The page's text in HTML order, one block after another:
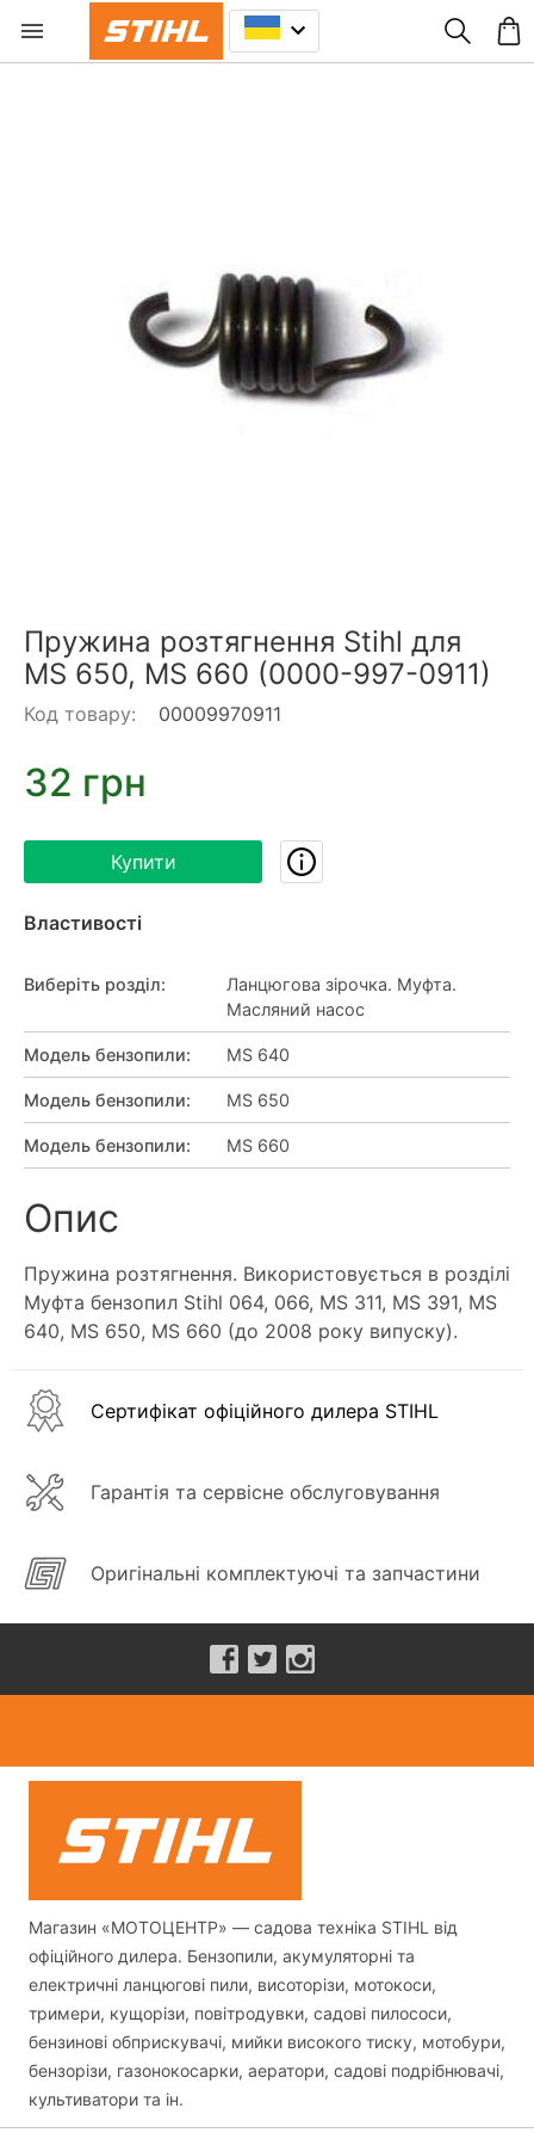
Пружина розтягнення Stihl для
MS 650, MS 660 (0000-997-0911)
Код товару: 00009970911
32 грн
Купити
Властивості
Виберіть розділ:
Ланцюгова зірочка. Муфта.
Масляний насос
Модель бензопили: MS 640
Модель бензопили: MS 650
Модель бензопили: MS 660
Опис
Пружина розтягнення. Використовується в розділі
Муфта бензопил Stihl 064, 066, MS 311, MS 391, MS
640, MS 650, MS 660 (до 2008 року випуску).
Сертифікат офіційного дилера STIHL
Гарантія та сервісне обслуговування
Оригінальні комплектуючі та запчастини
Магазин «МОТОЦЕНТР» — садова техніка STIHL від
офіційного дилера. Бензопили, акумуляторні та
електричні ланцюгові пили, висоторізи, мотокоси,
тримери, кущорізи, повітродувки, садові пилососи,
бензинові обприскувачі, мийки високого тиску, мотобури,
бензорізи, газонокосарки, аератори, садові подрібнювачі,
культиватори та ін.